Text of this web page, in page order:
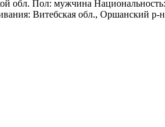
обл. Пол: мужчина
Витебская обл., Оршанский р-